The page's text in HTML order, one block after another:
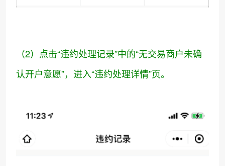
（2）点击“违约处理记录”中的“无交易商户未确
认开户意愿”，进入“违约处理详情”页。